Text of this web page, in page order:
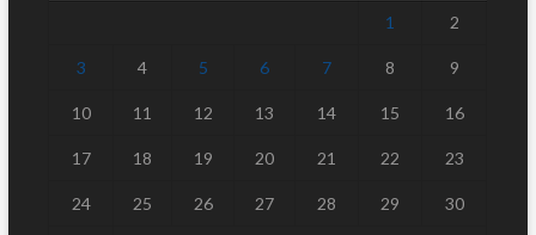
1 2
3 4 5 6 7 8 9
10 11 12 13 14 15 16
17 18 19 20 21 22 23
24 25 26 27 28 29 30